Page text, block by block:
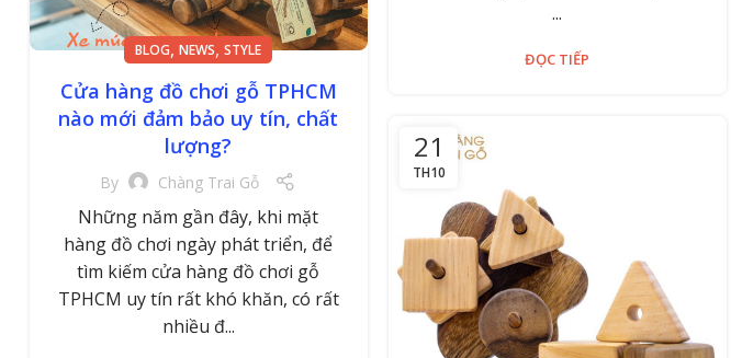
...
ĐỌC TIẾP
BLOG,NEWS,STYLE
Cửa hàng đồ chơi gỗ TPHCM
nào mới đảm bảo uy tín, chất
lượng?
By Chàng Trai Gỗ
Những năm gần đây, khi mặt
hàng đồ chơi ngày phát triển, để
tìm kiếm cửa hàng đồ chơi gỗ
TPHCM uy tín rất khó khăn, có rất
nhiều đ...
21
TH10